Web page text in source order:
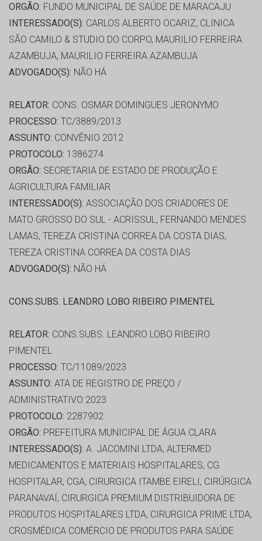
ORGÃO: FUNDO MUNICIPAL DE SAÚDE DE MARACAJU
INTERESSADO(S): CARLOS ALBERTO OCARIZ, CLINICA
SÃO CAMILO & STUDIO DO CORPO, MAURILIO FERREIRA
AZAMBUJA, MAURILIO FERREIRA AZAMBUJA
ADVOGADO(S): NÃO HÁ
RELATOR: CONS. OSMAR DOMINGUES JERONYMO
PROCESSO: TC/3889/2013
ASSUNTO: CONVÊNIO 2012
PROTOCOLO: 1386274
ORGÃO: SECRETARIA DE ESTADO DE PRODUÇÃO E
AGRICULTURA FAMILIAR
INTERESSADO(S): ASSOCIAÇÃO DOS CRIADORES DE
MATO GROSSO DO SUL - ACRISSUL, FERNANDO MENDES
LAMAS, TEREZA CRISTINA CORREA DA COSTA DIAS,
TEREZA CRISTINA CORREA DA COSTA DIAS
ADVOGADO(S): NÃO HÁ
CONS.SUBS. LEANDRO LOBO RIBEIRO PIMENTEL
RELATOR: CONS.SUBS. LEANDRO LOBO RIBEIRO
PIMENTEL
PROCESSO: TC/11089/2023
ASSUNTO: ATA DE REGISTRO DE PREÇO /
ADMINISTRATIVO 2023
PROTOCOLO: 2287902
ORGÃO: PREFEITURA MUNICIPAL DE ÁGUA CLARA
INTERESSADO(S): A. JACOMINI LTDA, ALTERMED
MEDICAMENTOS E MATERIAIS HOSPITALARES, CG
HOSPITALAR, CGA, CIRURGICA ITAMBE EIRELI, CIRÚRGICA
PARANAVAÍ, CIRURGICA PREMIUM DISTRIBUIDORA DE
PRODUTOS HOSPITALARES LTDA, CIRURGICA PRIME LTDA,
CROSMÉDICA COMÉRCIO DE PRODUTOS PARA SAÚDE